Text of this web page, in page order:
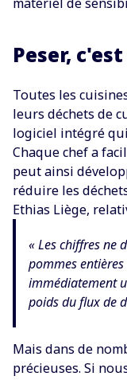
Peser,
Toutes les
leurs déchets de
logiciel intégré
Chaque chef a
peut ainsi
réduire les
Ethias Liège,
« Les chiffres ne
pommes
immédiatement
poids du flux de
Mais dans de
précieuses. Si